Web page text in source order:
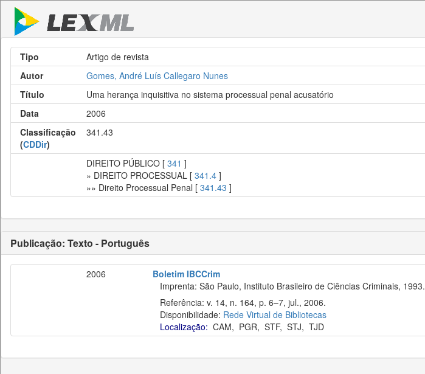
Tipo
Artigo de revista
Autor
Gomes, André Luís Callegaro Nunes
Título
Uma herança inquisitiva no sistema processual penal acusatório
Data
2006
Classificação
(CDDir)
341.43
DIREITO PÚBLICO [ 341 ]
» DIREITO PROCESSUAL [ 341.4 ]
»» Direito Processual Penal [ 341.43 ]
Publicação: Texto - Português
2006
Boletim IBCCrim
Imprenta: São Paulo, Instituto Brasileiro de Ciências Criminais, 1993.
Referência: v. 14, n. 164, p. 6–7, jul., 2006.
Disponibilidade: Rede Virtual de Bibliotecas
Localização: CAM, PGR, STF, STJ, TJD